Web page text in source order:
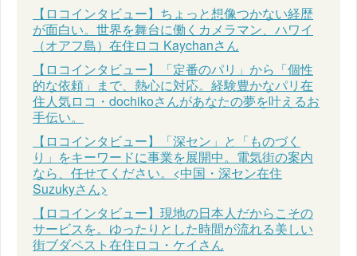
【ロコインタビュー】ちょっと想像つかない経歴
が面白い。世界を舞台に働くカメラマン、ハワイ
（オアフ島）在住ロコ Kaychanさん
【ロコインタビュー】「定番のパリ」から「個性
的な依頼」まで、熱心に対応。経験豊かなパリ在
住人気ロコ・dochikoさんがあなたの夢を叶えるお
手伝い。
【ロコインタビュー】「深セン」と「ものづく
り」をキーワードに事業を展開中。電気街の案内
なら、任せてください。<中国・深セン在住
Suzukyさん>
【ロコインタビュー】現地の日本人だからこその
サービスを。ゆったりとした時間が流れる美しい
街ブダペスト在住ロコ・ケイさん